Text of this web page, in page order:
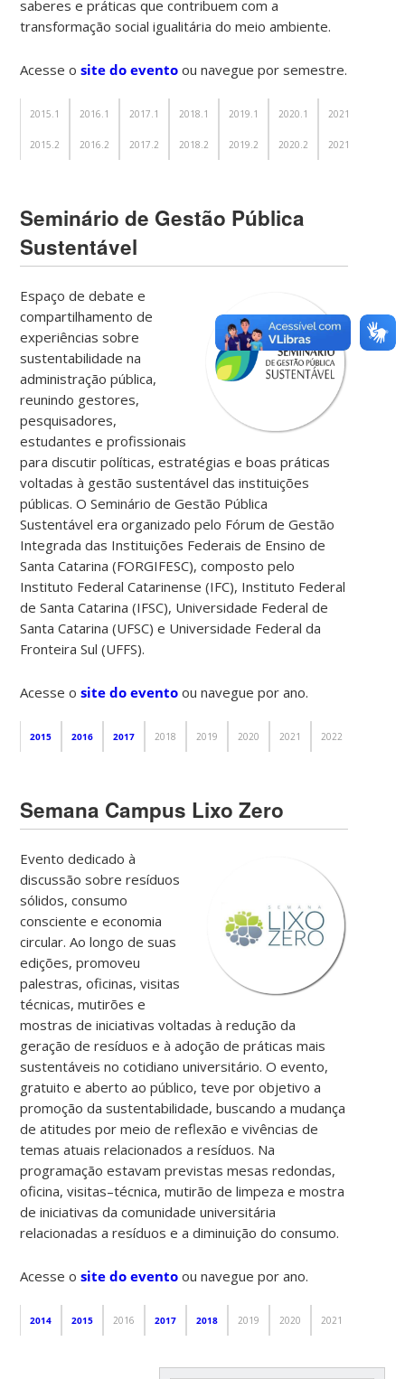
saberes e práticas que contribuem com a
transformação social igualitária do meio ambiente.
Acesse osite do evento ou navegue por semestre.
2015.1 2016.1 2017.1 2018.1 2019.1 2020.1 2021.1
2015.2 2016.2 2017.2 2018.2 2019.2 2020.2 2021.2
Seminário de Gestão Pública
Sustentável
Espaço de debate e
compartilhamento de
experiências sobre
sustentabilidade na
administração pública,
reunindo gestores,
pesquisadores,
estudantes e profissionais
para discutir políticas, estratégias e boas práticas
voltadas à gestão sustentável das instituições
públicas. O Seminário de Gestão Pública
Sustentável era organizado pelo Fórum de Gestão
Integrada das Instituições Federais de Ensino de
Santa Catarina (FORGIFESC), composto pelo
Instituto Federal Catarinense (IFC), Instituto Federal
de Santa Catarina (IFSC), Universidade Federal de
Santa Catarina (UFSC) e Universidade Federal da
Fronteira Sul (UFFS).
Acesse osite do evento ou navegue por ano.
2015 2016 2017 2018 2019 2020 2021 2022
Semana Campus Lixo Zero
Evento dedicado à
discussão sobre resíduos
sólidos, consumo
consciente e economia
circular. Ao longo de suas
edições, promoveu
palestras, oficinas, visitas
técnicas, mutirões e
mostras de iniciativas voltadas à redução da
geração de resíduos e à adoção de práticas mais
sustentáveis no cotidiano universitário. O evento,
gratuito e aberto ao público, teve por objetivo a
promoção da sustentabilidade, buscando a mudança
de atitudes por meio de reflexão e vivências de
temas atuais relacionados a resíduos. Na
programação estavam previstas mesas redondas,
oficina, visitas–técnica, mutirão de limpeza e mostra
de iniciativas da comunidade universitária
relacionadas a resíduos e a diminuição do consumo.
Acesse osite do evento ou navegue por ano.
2014 2015 2016 2017 2018 2019 2020 2021